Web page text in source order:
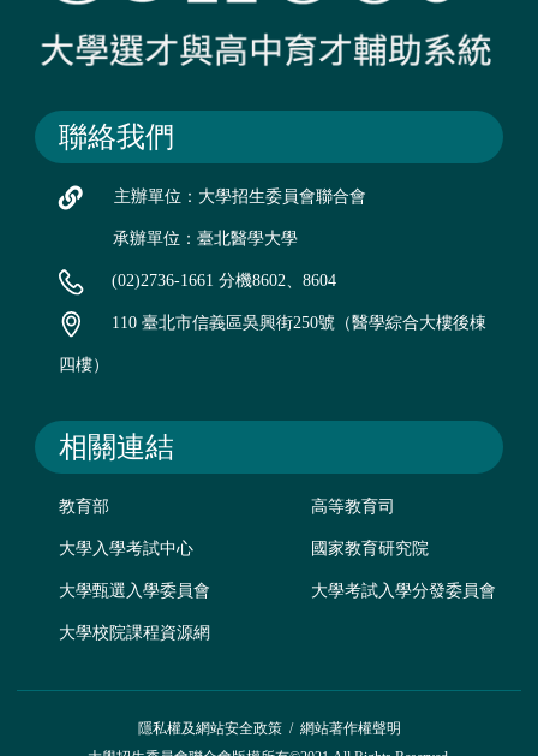
聯絡我們
主辦單位：大學招生委員會聯合會
承辦單位：臺北醫學大學
(02)2736-1661 分機8602、8604
110 臺北市信義區吳興街250號（醫學綜合大樓後棟
四樓）
相關連結
教育部 高等教育司
大學入學考試中心 國家教育研究院
大學甄選入學委員會 大學考試入學分發委員會
大學校院課程資源網
隱私權及網站安全政策/ 網站著作權聲明